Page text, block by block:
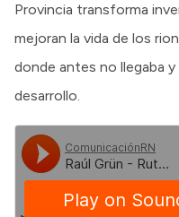
Provincia transforma
mejoran la vida de los
donde antes no llegaba
desarrollo.